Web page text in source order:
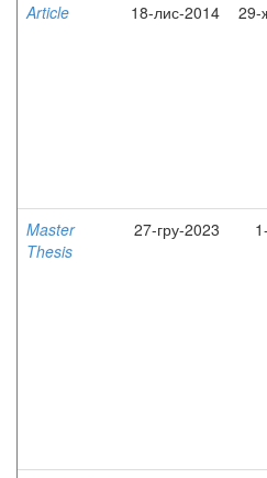
Article
18-лис-2014 29-
Master
Thesis
27-гру-2023